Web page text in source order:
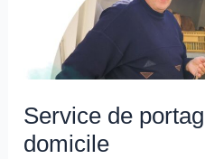
Service de
domicile
portage
repas
domicile